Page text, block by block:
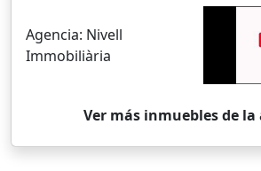
Agencia: Nivell
Immobiliària
Ver más inmuebles de la